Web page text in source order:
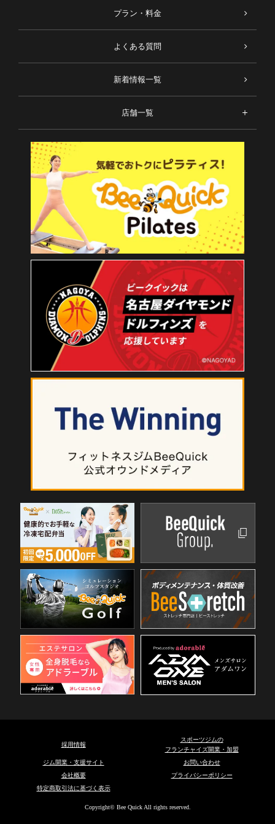
プラン・料金
よくある質問
新着情報一覧
店舗一覧
採用情報
スポーツジムの
フランチャイズ開業・加盟
ジム開業・支援サイト
お問い合わせ
会社概要
プライバシーポリシー
特定商取引法に基づく表示
Copyright© Bee Quick All rights reserved.